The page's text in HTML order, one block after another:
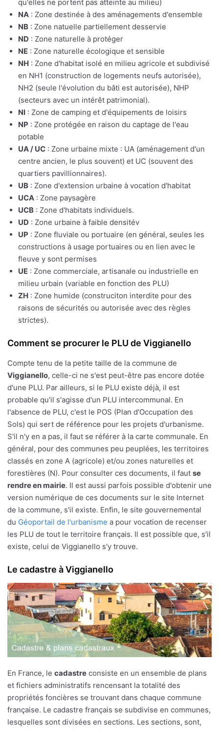
qu'elles ne portent pas atteinte au milieu)
NA : Zone destinée à des aménagements d'ensemble
NB : Zone natuelle partiellement desservie
ND : Zone naturelle à protéger
NE : Zone naturelle écologique et sensible
NH : Zone d'habitat isolé en milieu agricole et subdivisé
en NH1 (construction de logements neufs autorisée),
NH2 (seule l'évolution du bâti est autorisée), NHP
(secteurs avec un intérêt patrimonial).
NI : Zone de camping et d'équipements de loisirs
NP : Zone protégée en raison du captage de l'eau
potable
UA / UC : Zone urbaine mixte : UA (aménagement d'un
centre ancien, le plus souvent) et UC (souvent des
quartiers pavillionnaires).
UB : Zone d'extension urbaine à vocation d'habitat
UCA : Zone paysagère
UCB : Zone d'habitats individuels.
UD : Zone urbaine à faible densitév
UP : Zone fluviale ou portuaire (en général, seules les
constructions à usage portuaires ou en lien avec le
fleuve y sont permises
UE : Zone commerciale, artisanale ou industrielle en
milieu urbain (variable en fonction des PLU)
ZH : Zone humide (construciton interdite pour des
raisons de sécurités ou autorisée avec des règles
strictes).
Comment se procurer le PLU de Viggianello
Compte tenu de la petite taille de la commune de
Viggianello, celle-ci ne s'est peut-être pas encore dotée
d'une PLU. Par ailleurs, si le PLU existe déjà, il est
probable qu'il s'agisse d'un PLU intercommunal. En
l'absence de PLU, c'est le POS (Plan d'Occupation des
Sols) qui sert de référence pour les projets d'urbanisme.
S'il n'y en a pas, il faut se référer à la carte communale. En
général, pour des communes peu peuplées, les territoires
classés en zone A (agricole) et/ou zones naturelles et
forestières (N). Pour consulter ces documents, il faut se
rendre en mairie. Il est aussi parfois possible d'obtenir une
version numérique de ces documents sur le site Internet
de la commune, s'il existe. Enfin, le site gouvernemental
du Géoportail de l'urbanisme a pour vocation de recenser
les PLU de tout le territoire français. Il est possible que, s'il
existe, celui de Viggianello s'y trouve.
Le cadastre à Viggianello
En France, le cadastre consiste en un ensemble de plans
et fichiers administratifs rencensant la totalité des
propriétés foncières se trouvant dans chaque commune
française. Le cadastre français se subdivise en communes,
lesquelles sont divisées en sections. Les sections, sont,